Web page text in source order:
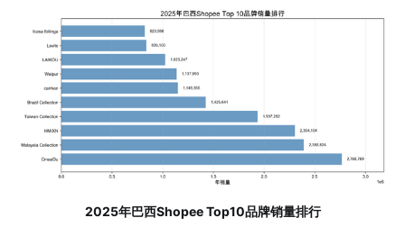
2025年巴西Shopee Top10品牌销量排行